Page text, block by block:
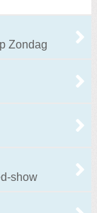
Zondag
show